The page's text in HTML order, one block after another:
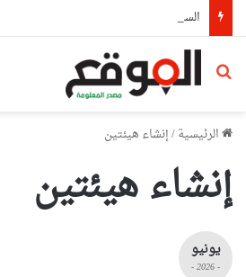
بحث عن
الرئيسية/إنشاء هيئتين
إنشاء هيئتين
يونيو
- 2026 -